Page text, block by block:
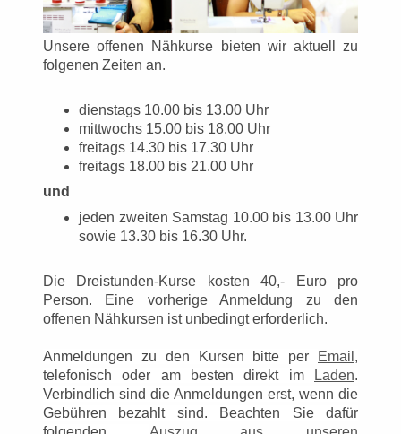
Unsere offenen Nähkurse bieten wir aktuell zu
folgenen Zeiten an.
dienstags 10.00 bis 13.00 Uhr
mittwochs 15.00 bis 18.00 Uhr
freitags 14.30 bis 17.30 Uhr
freitags 18.00 bis 21.00 Uhr
und
jeden zweiten Samstag 10.00 bis 13.00 Uhr
sowie 13.30 bis 16.30 Uhr.
Die Dreistunden-Kurse kosten 40,- Euro pro
Person. Eine vorherige Anmeldung zu den
offenen Nähkursen ist unbedingt erforderlich.
Anmeldungen zu den Kursen bitte per Email ,
telefonisch oder am besten direkt im
Laden.
Verbindlich sind die Anmeldungen erst, wenn die
Gebühren bezahlt sind. Beachten Sie dafür